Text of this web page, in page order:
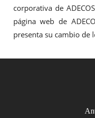
corporativa de
página web de
presenta su cambio de